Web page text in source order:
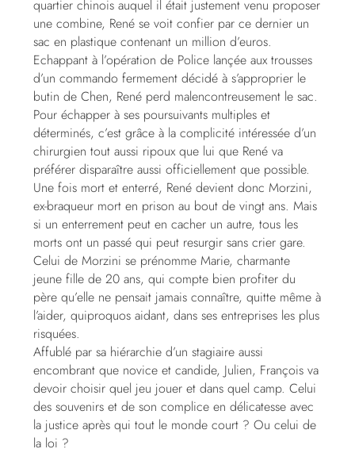
quartier chinois auquel il était justement venu proposer
une combine, René se voit confier par ce dernier un
sac en plastique contenant un million d’euros.
Echappant à l’opération de Police lançée aux trousses
d’un commando fermement décidé à s’approprier le
butin de Chen, René perd malencontreusement le sac.
Pour échapper à ses poursuivants multiples et
déterminés, c’est grâce à la complicité intéressée d’un
chirurgien tout aussi ripoux que lui que René va
préférer disparaître aussi officiellement que possible.
Une fois mort et enterré, René devient donc Morzini,
ex-braqueur mort en prison au bout de vingt ans. Mais
si un enterrement peut en cacher un autre, tous les
morts ont un passé qui peut resurgir sans crier gare.
Celui de Morzini se prénomme Marie, charmante
jeune fille de 20 ans, qui compte bien profiter du
père qu’elle ne pensait jamais connaître, quitte même à
l’aider, quiproquos aidant, dans ses entreprises les plus
risquées.
Affublé par sa hiérarchie d’un stagiaire aussi
encombrant que novice et candide, Julien, François va
devoir choisir quel jeu jouer et dans quel camp. Celui
des souvenirs et de son complice en délicatesse avec
la justice après qui tout le monde court ? Ou celui de
la loi ?